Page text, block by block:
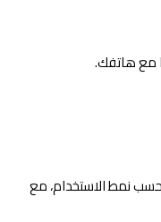
يومين إلى 5 أيام حسب نمط الاستخدام، مع